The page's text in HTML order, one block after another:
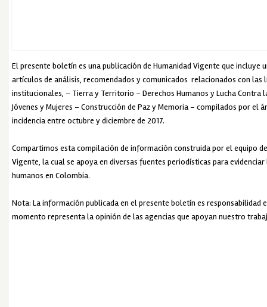
El presente boletín es una publicación de Humanidad Vigente que incluye
artículos de análisis, recomendados y comunicados relacionados con las
institucionales, – Tierra y Territorio – Derechos Humanos y Lucha Contra
Jóvenes y Mujeres – Construcción de Paz y Memoria – compilados por el
incidencia entre octubre y diciembre de 2017.
Compartimos esta compilación de información construida por el equipo
Vigente, la cual se apoya en diversas fuentes periodísticas para
humanos en Colombia.
Nota: La información publicada en el presente boletín es responsabilidad
momento representa la opinión de las agencias que apoyan nuestro